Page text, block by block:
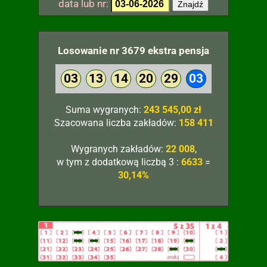
data lub nr:
Znajdź
Losowanie nr 3679 ekstra pensja
03 13 14 20 29 03
Suma wygranych: 243 545,00 zł
Szacowana liczba zakładów: 158 411
Wygranych zakładów: 22 008,
w tym z dodatkową liczbą 3 : 6633 =
30,14%